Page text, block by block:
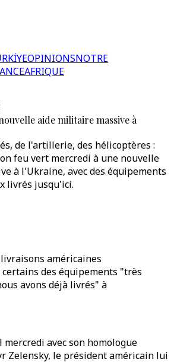
OPINIONSNOTRE
AFRIQUE
aide militaire massive à
de l'artillerie, des hélicoptères :
feu vert mercredi à une nouvelle
à l'Ukraine, avec des équipements
livrés jusqu'ici.
américaines
des équipements "très
avons déjà livrés" à
mercredi avec son homologue
Zelensky, le président américain lui